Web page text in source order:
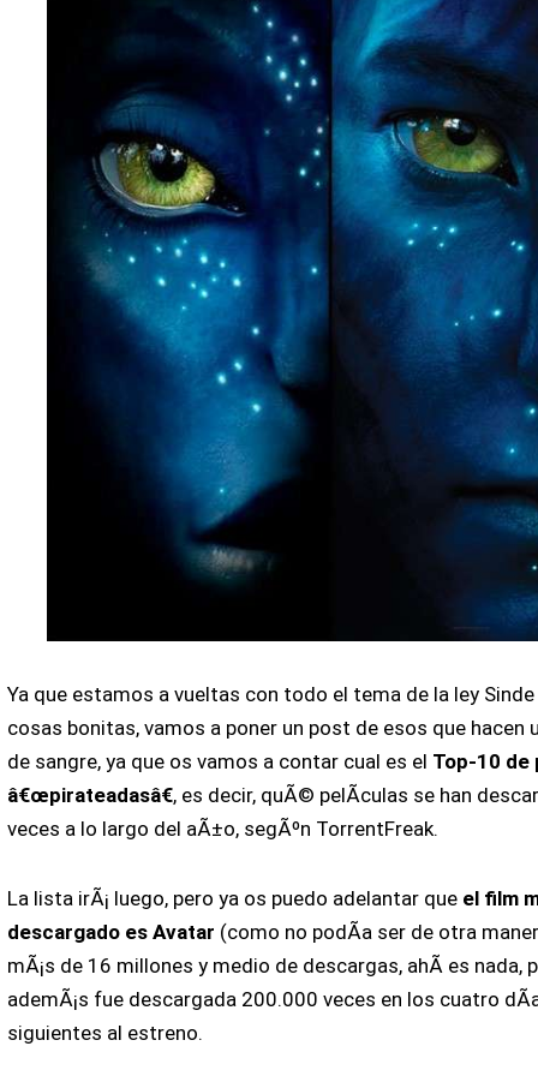
Ya que estamos a vueltas con todo el tema de la ley Sinde
cosas bonitas, vamos a poner un post de esos que hacen
de sangre, ya que os vamos a contar cual es el Top-10 de
â€œpirateadasâ€, es decir, quÃ© pelÃ­culas se han
veces a lo largo del aÃ±o, segÃºn TorrentFreak.
La lista irÃ¡ luego, pero ya os puedo adelantar que el film
descargado es Avatar (como no podÃ­a ser de otra
mÃ¡s de 16 millones y medio de descargas, ahÃ­ es nada,
ademÃ¡s fue descargada 200.000 veces en los cuatro
siguientes al estreno.